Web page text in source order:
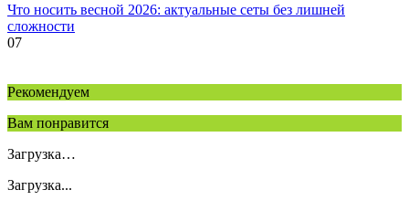
Что носить весной 2026: актуальные сеты без лишней
сложности
07
Рекомендуем
Вам понравится
Загрузка…
Загрузка...